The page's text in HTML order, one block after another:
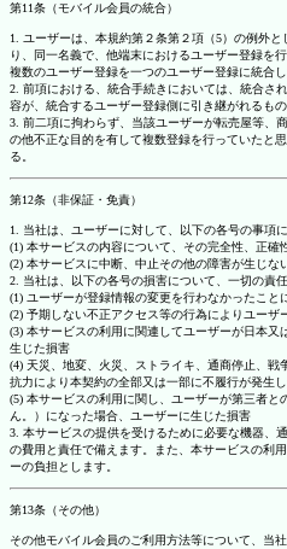
第11条（モバイル会員の統合）
1. ユーザーは、本規約第２条第２項（5）の例外
り、同一名義で、他端末におけるユーザー登録を
複数のユーザー登録を一つのユーザー登録に統合し
2. 前項における、統合手続きにおいては、統合さ
容が、統合するユーザー登録側に引き継がれるもの
3. 前二項に拘わらず、当該ユーザーが転売屋等、
の他不正な目的を有して複数登録を行っていたと
る。
第12条（非保証・免責）
1. 当社は、ユーザーに対して、以下の各号の事項
(1) 本サービスの内容について、その完全性、正確
(2) 本サービスに中断、中止その他の障害が生じな
2. 当社は、以下の各号の損害について、一切の責任
(1) ユーザーが登録情報の変更を行わなかったこと
(2) 予期しない不正アクセス等の行為によりユーザ
(3) 本サービスの利用に関連してユーザーが日本
生じた損害
(4) 天災、地変、火災、ストライキ、通商停止、
抗力により本契約の全部又は一部に不履行が発生
(5) 本サービスの利用に関し、ユーザーが第三者
ん。）になった場合、ユーザーに生じた損害
3. 本サービスの提供を受けるために必要な機器、
の費用と責任で備えます。また、本サービスの利
ーの負担とします。
第13条（その他）
その他モバイル会員のご利用方法等について、当